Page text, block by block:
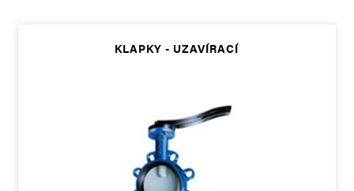
KLAPKY - UZAVÍRACÍ